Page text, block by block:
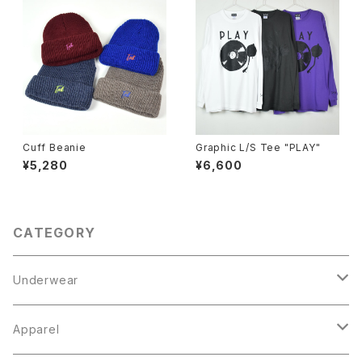
Cuff Beanie
¥5,280
Graphic L/S Tee "PLAY"
¥6,600
CATEGORY
Underwear
Boxer Brief
Apparel